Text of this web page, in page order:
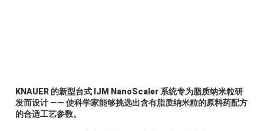
KNAUER 的新型台式 IJM NanoScaler 系统专为脂质纳米粒研
发而设计 —— 使科学家能够挑选出含有脂质纳米粒的原料药配方
的合适工艺参数。